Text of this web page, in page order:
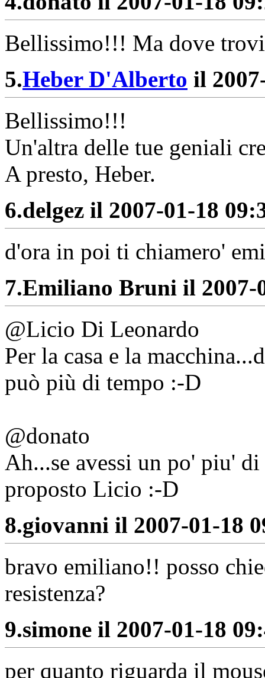
Bellissimo!!! Ma dove trovi
5.Heber D'Alberto il
Bellissimo!!!
Un'altra delle tue geniali
A presto, Heber.
6.delgez il 2007-01-18
d'ora in poi ti chiamero'
7.Emiliano Bruni il 2007-
@Licio Di Leonardo
Per la casa e la
può più di tempo :-D
@donato
Ah...se avessi un po' piu'
proposto Licio :-D
8.giovanni il 2007-01-18
bravo emiliano!! posso
resistenza?
9.simone il 2007-01-18
per quanto riguarda il